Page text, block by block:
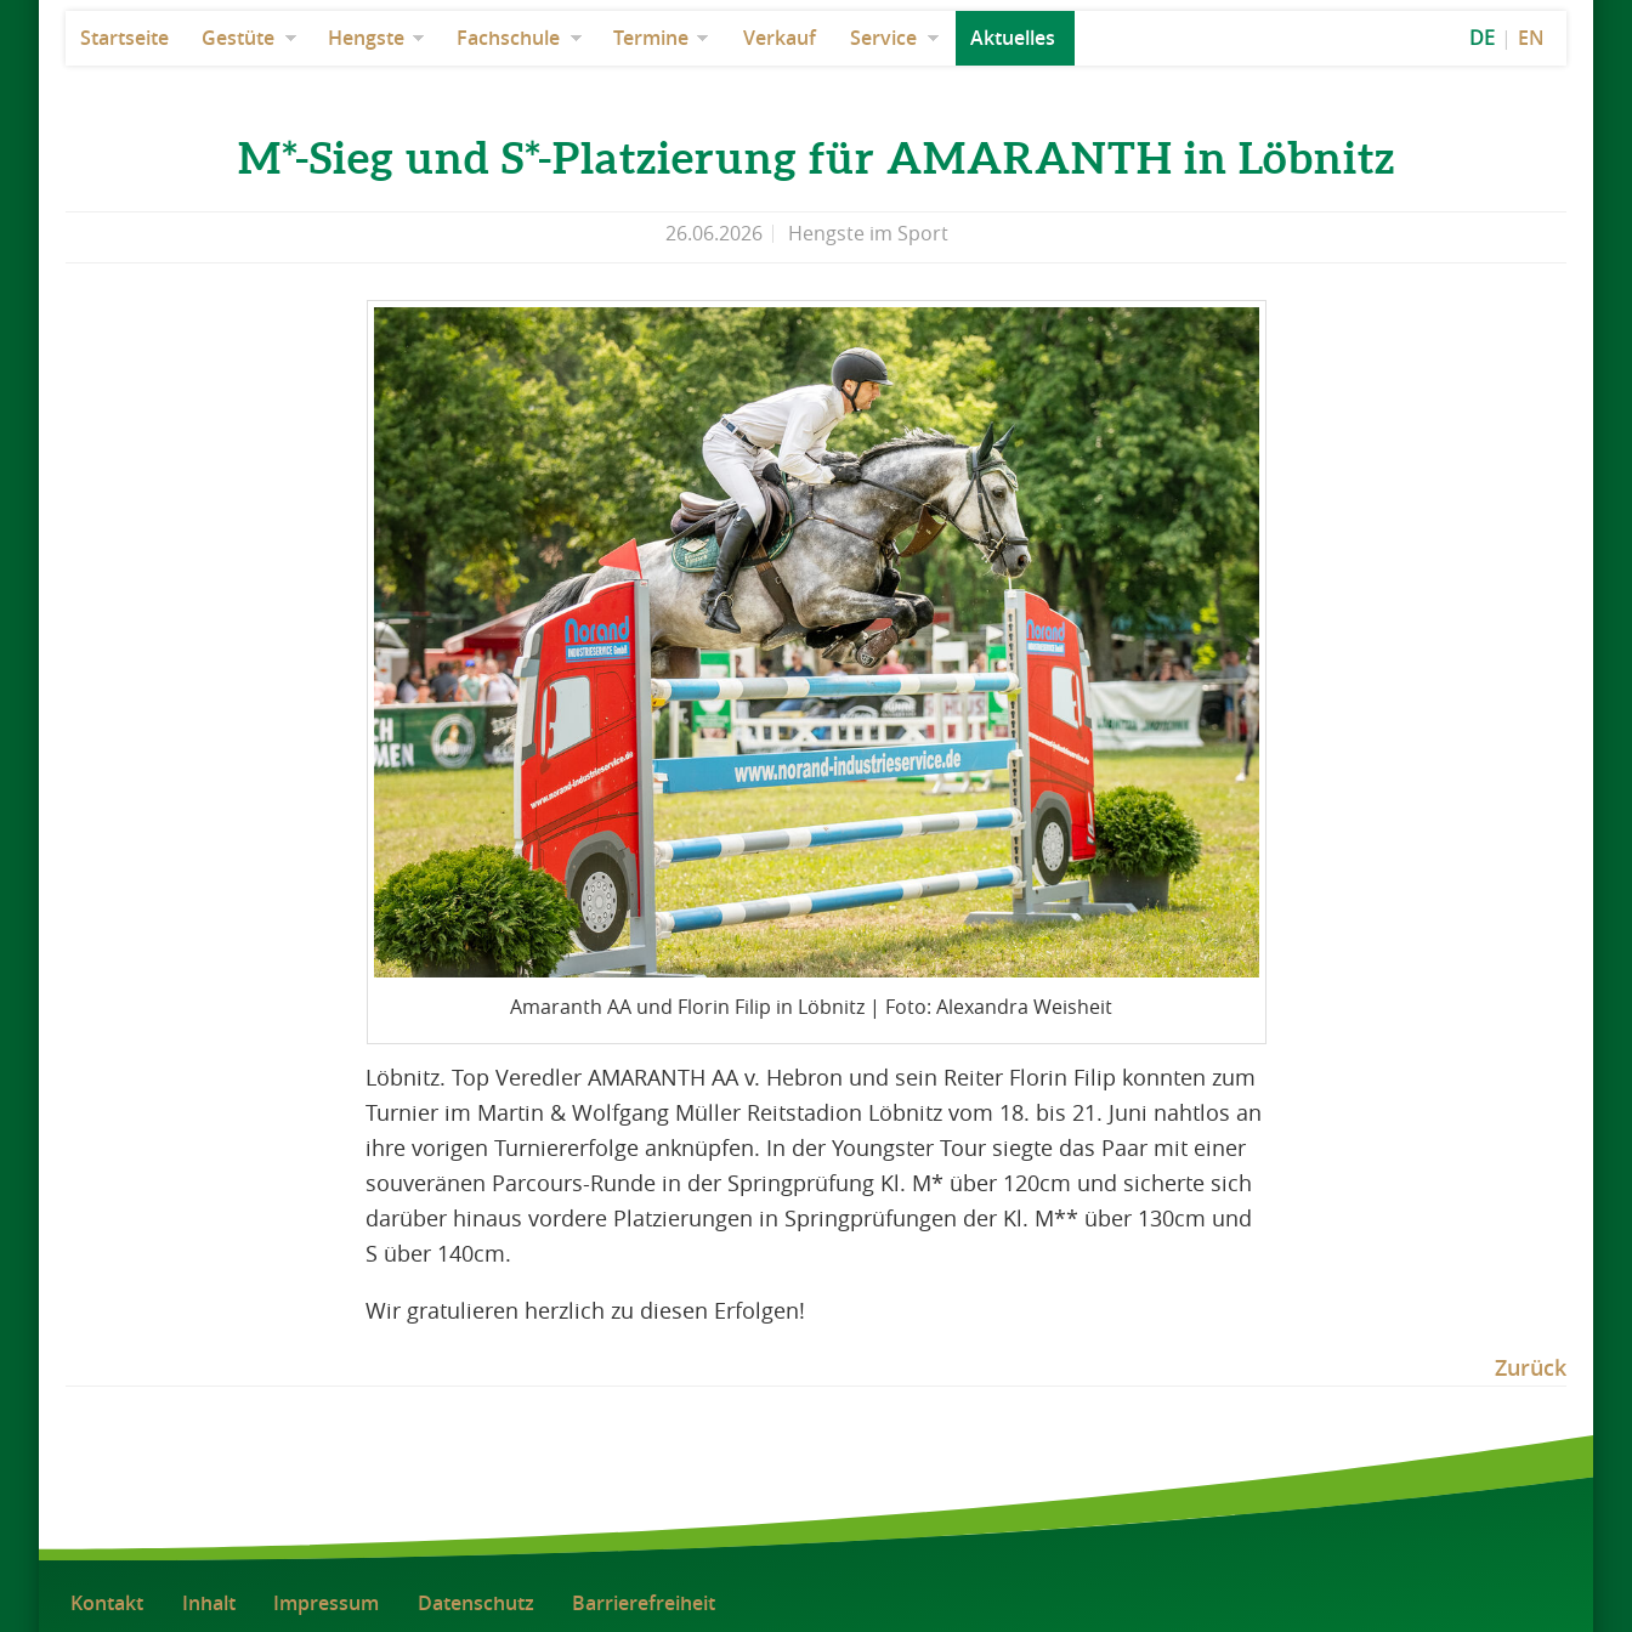
Startseite Gestüte Hengste Fachschule Termine Verkauf Service Aktuelles EN
DE
M*-Sieg und S*-Platzierung für AMARANTH in Löbnitz
26.06.2026 Hengste im Sport
Amaranth AA und Florin Filip in Löbnitz | Foto: Alexandra Weisheit
Löbnitz. Top Veredler AMARANTH AA v. Hebron und sein Reiter Florin Filip konnten zum
Turnier im Martin & Wolfgang Müller Reitstadion Löbnitz vom 18. bis 21. Juni nahtlos an
ihre vorigen Turniererfolge anknüpfen. In der Youngster Tour siegte das Paar mit einer
souveränen Parcours-Runde in der Springprüfung Kl. M* über 120cm und sicherte sich
darüber hinaus vordere Platzierungen in Springprüfungen der Kl. M** über 130cm und
S über 140cm.
Wir gratulieren herzlich zu diesen Erfolgen!
Zurück
Kontakt Inhalt Impressum Datenschutz Barrierefreiheit